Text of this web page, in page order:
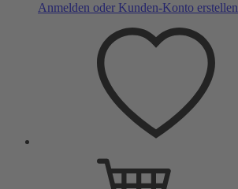
Anmelden oder Kunden-Konto erstellen